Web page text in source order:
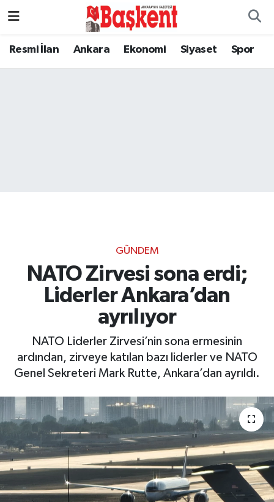
Resmi İlan Ankara Ekonomi Siyaset Spor
GÜNDEM
NATO Zirvesi sona erdi;
Liderler Ankara’dan
ayrılıyor
NATO Liderler Zirvesi’nin sona ermesinin
ardından, zirveye katılan bazı liderler ve NATO
Genel Sekreteri Mark Rutte, Ankara’dan ayrıldı.